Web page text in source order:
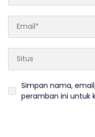
Simpan nama,
peramban ini untuk